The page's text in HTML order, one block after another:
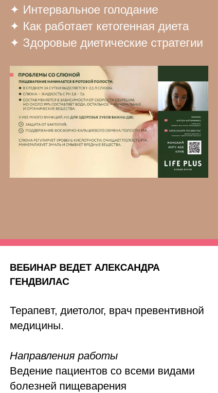
✦ Интервальное голодание
✦ Как работает кетогенная диета
✦ Здоровые диетические стратегии
ВЕБИНАР ВЕДЕТ АЛЕКСАНДРА
ГЕНДВИЛАС
Терапевт, диетолог, врач превентивной
медицины.
Направления работы
Ведение пациентов со всеми видами
болезней пищеварения